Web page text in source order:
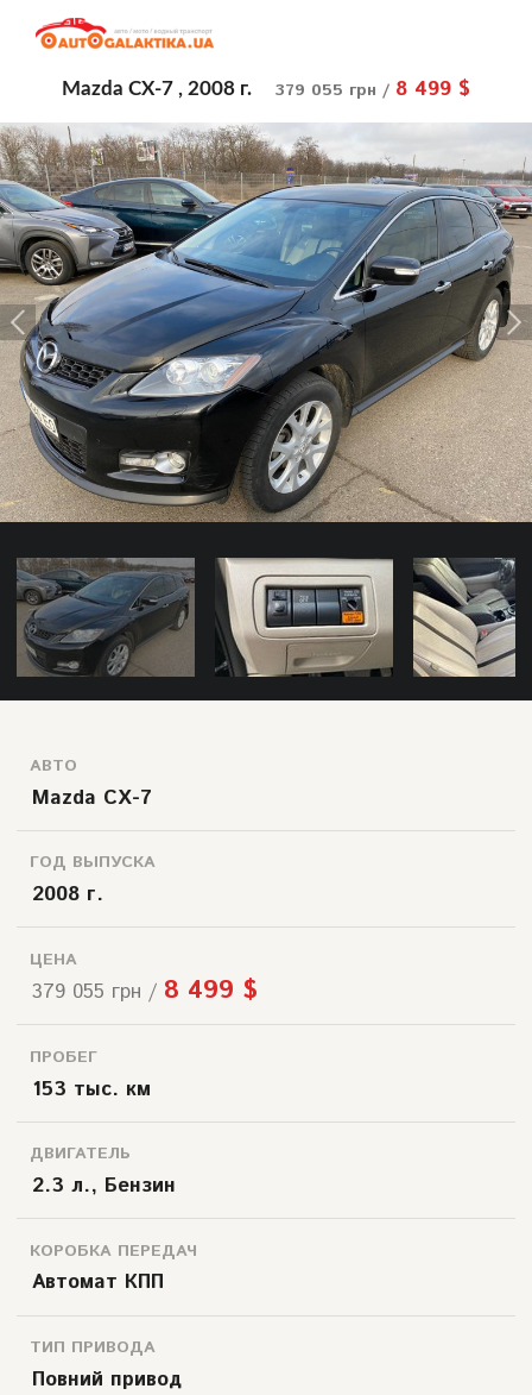
Mazda CX-7 , 2008 г. 379 055 грн / 8 499 $
АВТО
Mazda CX-7
ГОД ВЫПУСКА
2008 г.
ЦЕНА
379 055 грн / 8 499 $
ПРОБЕГ
153 тыс. км
ДВИГАТЕЛЬ
2.3 л., Бензин
КОРОБКА ПЕРЕДАЧ
Автомат КПП
ТИП ПРИВОДА
Повний привод